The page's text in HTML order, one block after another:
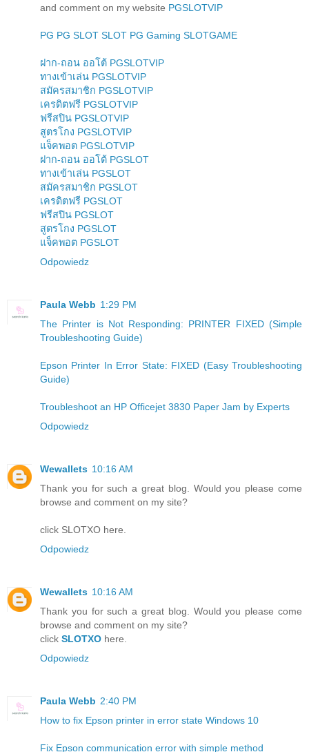
and comment on my website PGSLOTVIP
PG PG SLOT SLOT PG Gaming SLOTGAME
ฝาก-ถอน ออโต้ PGSLOTVIP
ทางเข้าเล่น PGSLOTVIP
สมัครสมาชิก PGSLOTVIP
เครดิตฟรี PGSLOTVIP
ฟรีสปิน PGSLOTVIP
สูตรโกง PGSLOTVIP
แจ็คพอต PGSLOTVIP
ฝาก-ถอน ออโต้ PGSLOT
ทางเข้าเล่น PGSLOT
สมัครสมาชิก PGSLOT
เครดิตฟรี PGSLOT
ฟรีสปิน PGSLOT
สูตรโกง PGSLOT
แจ็คพอต PGSLOT
Odpowiedz
Paula Webb 1:29 PM
The Printer is Not Responding: PRINTER FIXED (Simple
Troubleshooting Guide)
Epson Printer In Error State: FIXED (Easy Troubleshooting
Guide)
Troubleshoot an HP Officejet 3830 Paper Jam by Experts
Odpowiedz
Wewallets 10:16 AM
Thank you for such a great blog. Would you please come
browse and comment on my site?
click SLOTXO here.
Odpowiedz
Wewallets 10:16 AM
Thank you for such a great blog. Would you please come
browse and comment on my site?
click SLOTXO here.
Odpowiedz
Paula Webb 2:40 PM
How to fix Epson printer in error state Windows 10
Fix Epson communication error with simple method